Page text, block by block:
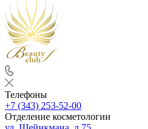
Телефоны
+7 (343) 253-52-00
Отделение косметологии